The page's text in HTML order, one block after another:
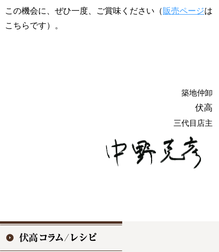
この機会に、ぜひ一度、ご賞味ください（販売ページは
こちらです）。
築地仲卸
伏高
三代目店主